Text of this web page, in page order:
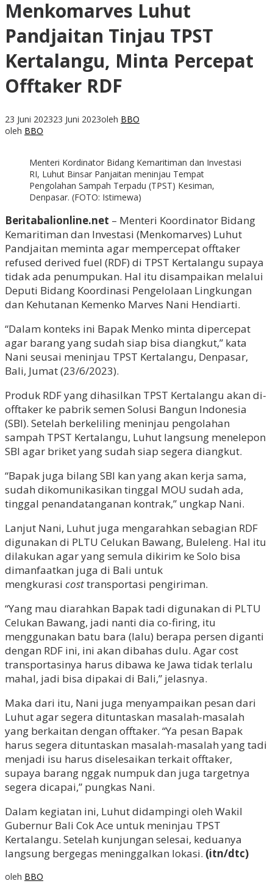
Menkomarves Luhut
Pandjaitan Tinjau TPST
Kertalangu, Minta Percepat
Offtaker RDF
23 Juni 202323 Juni 2023oleh BBO
oleh BBO
Menteri Kordinator Bidang Kemaritiman dan Investasi
RI, Luhut Binsar Panjaitan meninjau Tempat
Pengolahan Sampah Terpadu (TPST) Kesiman,
Denpasar. (FOTO: Istimewa)
Beritabalionline.net – Menteri Koordinator Bidang
Kemaritiman dan Investasi (Menkomarves) Luhut
Pandjaitan meminta agar mempercepat offtaker
refused derived fuel (RDF) di TPST Kertalangu supaya
tidak ada penumpukan. Hal itu disampaikan melalui
Deputi Bidang Koordinasi Pengelolaan Lingkungan
dan Kehutanan Kemenko Marves Nani Hendiarti.
“Dalam konteks ini Bapak Menko minta dipercepat
agar barang yang sudah siap bisa diangkut,” kata
Nani seusai meninjau TPST Kertalangu, Denpasar,
Bali, Jumat (23/6/2023).
Produk RDF yang dihasilkan TPST Kertalangu akan di-
offtaker ke pabrik semen Solusi Bangun Indonesia
(SBI). Setelah berkeliling meninjau pengolahan
sampah TPST Kertalangu, Luhut langsung menelepon
SBI agar briket yang sudah siap segera diangkut.
“Bapak juga bilang SBI kan yang akan kerja sama,
sudah dikomunikasikan tinggal MOU sudah ada,
tinggal penandatanganan kontrak,” ungkap Nani.
Lanjut Nani, Luhut juga mengarahkan sebagian RDF
digunakan di PLTU Celukan Bawang, Buleleng. Hal itu
dilakukan agar yang semula dikirim ke Solo bisa
dimanfaatkan juga di Bali untuk
mengkurasi costtransportasi pengiriman.
“Yang mau diarahkan Bapak tadi digunakan di PLTU
Celukan Bawang, jadi nanti dia co-firing, itu
menggunakan batu bara (lalu) berapa persen diganti
dengan RDF ini, ini akan dibahas dulu. Agar cost
transportasinya harus dibawa ke Jawa tidak terlalu
mahal, jadi bisa dipakai di Bali,” jelasnya.
Maka dari itu, Nani juga menyampaikan pesan dari
Luhut agar segera dituntaskan masalah-masalah
yang berkaitan dengan offtaker. “Ya pesan Bapak
harus segera dituntaskan masalah-masalah yang tadi
menjadi isu harus diselesaikan terkait offtaker,
supaya barang nggak numpuk dan juga targetnya
segera dicapai,” pungkas Nani.
Dalam kegiatan ini, Luhut didampingi oleh Wakil
Gubernur Bali Cok Ace untuk meninjau TPST
Kertalangu. Setelah kunjungan selesai, keduanya
langsung bergegas meninggalkan lokasi. (itn/dtc)
oleh BBO